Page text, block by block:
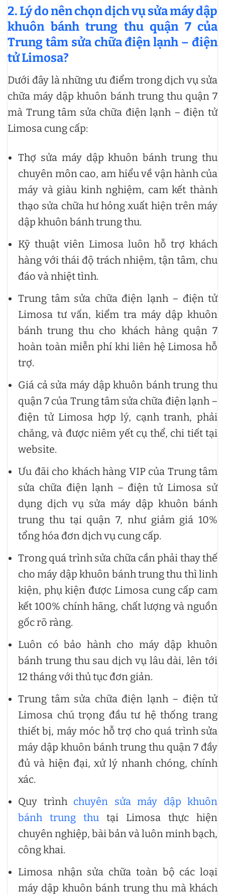
2. Lý do nên chọn dịch vụ sửa máy dập
khuôn bánh trung thu quận 7 của
Trung tâm sửa chữa điện lạnh – điện
tử Limosa?
Dưới đây là những ưu điểm trong dịch vụ sửa
chữa máy dập khuôn bánh trung thu quận 7
mà Trung tâm sửa chữa điện lạnh – điện tử
Limosa cung cấp:
Thợ sửa máy dập khuôn bánh trung thu
chuyên môn cao, am hiểu về vận hành của
máy và giàu kinh nghiệm, cam kết thành
thạo sửa chữa hư hỏng xuất hiện trên máy
dập khuôn bánh trung thu.
Kỹ thuật viên Limosa luôn hỗ trợ khách
hàng với thái độ trách nhiệm, tận tâm, chu
đáo và nhiệt tình.
Trung tâm sửa chữa điện lạnh – điện tử
Limosa tư vấn, kiểm tra máy dập khuôn
bánh trung thu cho khách hàng quận 7
hoàn toàn miễn phí khi liên hệ Limosa hỗ
trợ.
Giá cả sửa máy dập khuôn bánh trung thu
quận 7 của Trung tâm sửa chữa điện lạnh –
điện tử Limosa hợp lý, cạnh tranh, phải
chăng, và được niêm yết cụ thể, chi tiết tại
website.
Ưu đãi cho khách hàng VIP của Trung tâm
sửa chữa điện lạnh – điện tử Limosa sử
dụng dịch vụ sửa máy dập khuôn bánh
trung thu tại quận 7, như giảm giá 10%
tổng hóa đơn dịch vụ cung cấp.
Trong quá trình sửa chữa cần phải thay thế
cho máy dập khuôn bánh trung thu thì linh
kiện, phụ kiện được Limosa cung cấp cam
kết 100% chính hãng, chất lượng và nguồn
gốc rõ ràng.
Luôn có bảo hành cho máy dập khuôn
bánh trung thu sau dịch vụ lâu dài, lên tới
12 tháng với thủ tục đơn giản.
Trung tâm sửa chữa điện lạnh – điện tử
Limosa chú trọng đầu tư hệ thống trang
thiết bị, máy móc hỗ trợ cho quá trình sửa
máy dập khuôn bánh trung thu quận 7 đầy
đủ và hiện đại, xử lý nhanh chóng, chính
xác.
Quy trình chuyên sửa máy dập khuôn
bánh trung thu tại Limosa thực hiện
chuyên nghiệp, bài bản và luôn minh bạch,
công khai.
Limosa nhận sửa chữa toàn bộ các loại
máy dập khuôn bánh trung thu mà khách